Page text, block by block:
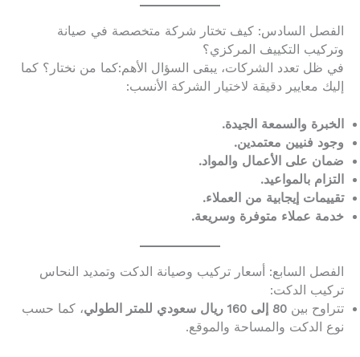
الفصل السادس: كيف تختار شركة متخصصة في صيانة
وتركيب التكييف المركزي؟
في ظل تعدد الشركات، يبقى السؤال الأهم:كما من نختار؟ كما
إليك معايير دقيقة لاختيار الشركة الأنسب:
الخبرة والسمعة الجيدة.
وجود فنيين معتمدين.
ضمان على الأعمال والمواد.
التزام بالمواعيد.
تقييمات إيجابية من العملاء.
خدمة عملاء متوفرة وسريعة.
الفصل السابع: أسعار تركيب وصيانة الدكت وتمديد النحاس
تركيب الدكت:
تتراوح بين 80 إلى 160 ريال سعودي للمتر الطولي
، كما حسب
نوع الدكت والمساحة والموقع.